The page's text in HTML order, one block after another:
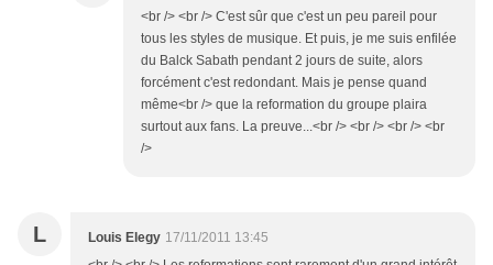
<br /> <br /> C'est sûr que c'est un peu pareil pour
tous les styles de musique. Et puis, je me suis enfilée
du Balck Sabath pendant 2 jours de suite, alors
forcément c'est redondant. Mais je pense quand
même<br /> que la reformation du groupe plaira
surtout aux fans. La preuve...<br /> <br /> <br /> <br
/>
L Louis Elegy 17/11/2011 13:45